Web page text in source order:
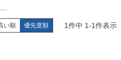
い順 優先度順 1件中 1-1件表示